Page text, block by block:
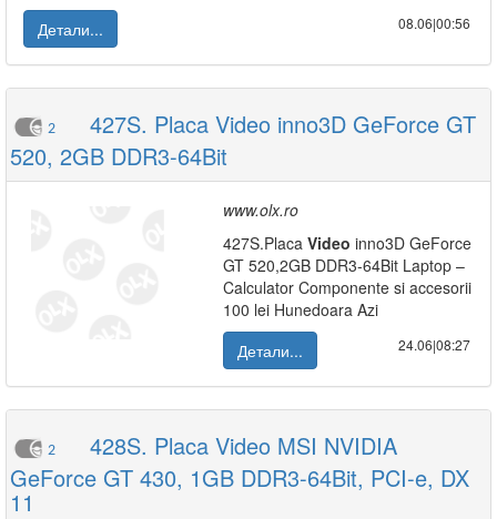
Детали...
08.06|00:56
2
427S. Placa Video inno3D GeForce GT
520, 2GB DDR3-64Bit
www.olx.ro
427S.Placa Video inno3D GeForce
GT 520,2GB DDR3-64Bit Laptop –
Calculator Componente si accesorii
100 lei Hunedoara Azi
Детали...
24.06|08:27
2
428S. Placa Video MSI NVIDIA
GeForce GT 430, 1GB DDR3-64Bit, PCI-e, DX
11